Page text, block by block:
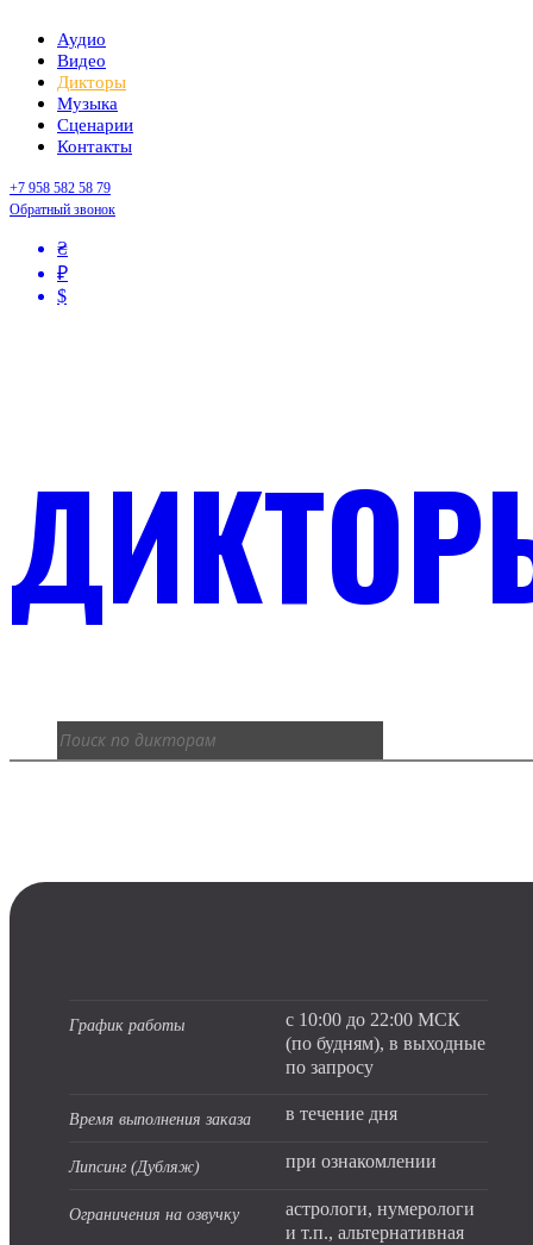
Аудио
Видео
Дикторы
Музыка
Сценарии
Контакты
+7 958 582 58 79
Обратный звонок
₴
₽
$
График работы
с 10:00 до 22:00 МСК
(по будням), в выходные
по запросу
Время выполнения заказа в течение дня
Липсинг (Дубляж) при ознакомлении
Ограничения на озвучку
астрологи, нумерологи
и т.п., альтернативная